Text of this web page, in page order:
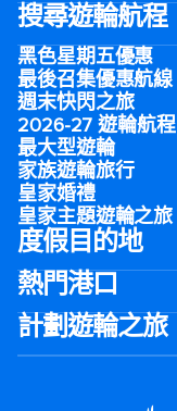
搜尋遊輪航程
黑色星期五優惠
最後召集優惠航線
週末快閃之旅
2026-27 遊輪航程
最大型遊輪
家族遊輪旅行
皇家婚禮
皇家主題遊輪之旅
度假目的地
熱門港口
計劃遊輪之旅